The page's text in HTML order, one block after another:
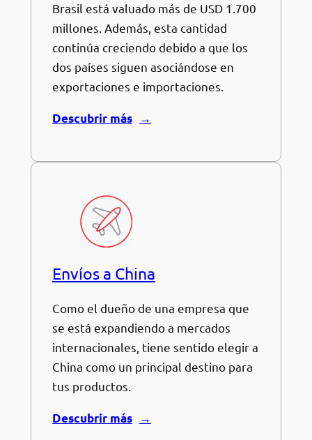
Brasil está valuado más de USD 1.700
millones. Además, esta cantidad
continúa creciendo debido a que los
dos países siguen asociándose en
exportaciones e importaciones.
Descubrir más
Envíos a China
Como el dueño de una empresa que
se está expandiendo a mercados
internacionales, tiene sentido elegir a
China como un principal destino para
tus productos.
Descubrir más